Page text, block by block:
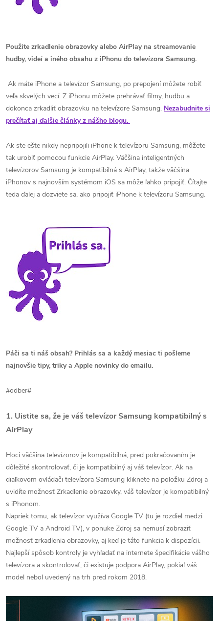
Použite zrkadlenie obrazovky alebo AirPlay na streamovanie
hudby, videí a iného obsahu z iPhonu do televízora Samsung.
Ak máte iPhone a televízor Samsung, po prepojení môžete robiť
veľa skvelých vecí. Z iPhonu môžete prehrávať filmy, hudbu a
dokonca zrkadliť obrazovku na televízore Samsung. Nezabudnite si
prečítať aj ďalšie články z nášho blogu.
Ak ste ešte nikdy nepripojili iPhone k televízoru Samsung, môžete
tak urobiť pomocou funkcie AirPlay. Väčšina inteligentných
televízorov Samsung je kompatibilná s AirPlay, takže väčšina
iPhonov s najnovším systémom iOS sa môže ľahko pripojiť. Čítajte
teda ďalej a dozviete sa, ako pripojiť iPhone k televízoru Samsung.
Páči sa ti náš obsah? Prihlás sa a každý mesiac ti pošleme
najnovšie tipy, triky a Apple novinky do emailu.
#odber#
1. Uistite sa, že je váš televízor Samsung kompatibilný s
AirPlay
Hoci väčšina televízorov je kompatibilná, pred pokračovaním je
dôležité skontrolovať, či je kompatibilný aj váš televízor. Ak na
diaľkovom ovládači televízora Samsung kliknete na položku Zdroj a
uvidíte možnosť Zrkadlenie obrazovky, váš televízor je kompatibilný
s iPhonom.
Napriek tomu, ak televízor využíva Google TV (tu je rozdiel medzi
Google TV a Android TV), v ponuke Zdroj sa nemusí zobraziť
možnosť zrkadlenia obrazovky, aj keď je táto funkcia k dispozícii.
Najlepší spôsob kontroly je vyhľadať na internete špecifikácie vášho
televízora a skontrolovať, či existuje podpora AirPlay, pokiaľ váš
model nebol uvedený na trh pred rokom 2018.